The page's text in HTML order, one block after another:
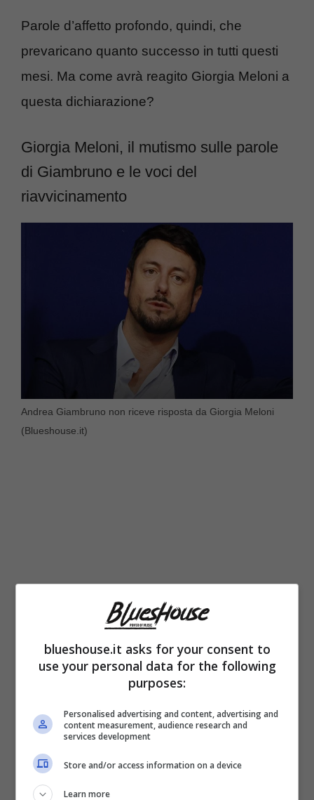
Parole d’affetto profondo, quindi, che
prevaricano quanto successo in tutti questi
mesi. Ma come avrà reagito Giorgia Meloni a
questa dichiarazione?
Giorgia Meloni, il mutismo sulle parole
di Giambruno e le voci del
riavvicinamento
Andrea Giambruno non riceve risposta da Giorgia Meloni
(Blueshouse.it)
Premier ha scelto ilmutismo.Certo
nessuno probabilmente ha avuto modo di
chiederle qualcosa in merito e, sicuramente,
Meloni avrà altre preoccupazioni per la
mente tra la protesta dei trattori in politica
interna e il sempre più complicato rapporto
blueshouse.it asks for your consent to
use your personal data for the following
purposes:
Personalised advertising and content, advertising and
content measurement, audience research and
services development
Store and/or access information on a device
Learn more